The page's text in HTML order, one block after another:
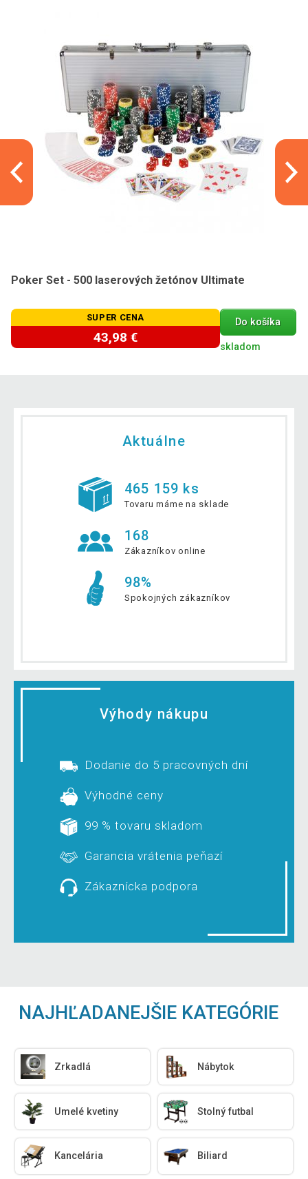
Poker Set - 500 laserových žetónov Ultimate
SUPER CENA
43,98 €
Do košíka
skladom
Aktuálne
465 159 ks
Tovaru máme na sklade
168
Zákazníkov online
98%
Spokojných zákazníkov
Výhody nákupu
Dodanie do 5 pracovných dní
Výhodné ceny
99 % tovaru skladom
Garancia vrátenia peňazí
Zákaznícka podpora
NAJHĽADANEJŠIE KATEGÓRIE
Zrkadlá Nábytok
Umelé kvetiny Stolný futbal
Kancelária Biliard